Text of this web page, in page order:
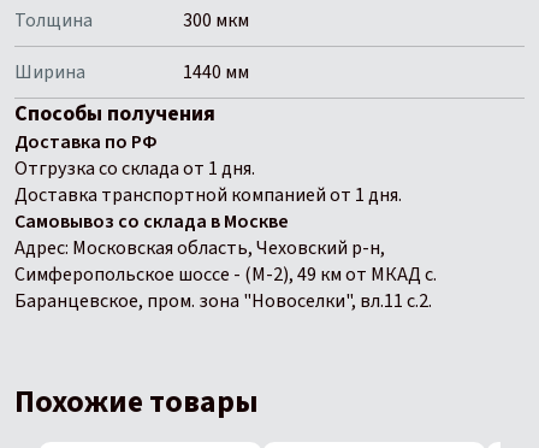
Толщина
300 мкм
Ширина
1440 мм
Способы получения
Доставка по РФ
Отгрузка со склада от 1 дня.
Доставка транспортной компанией от 1 дня.
Самовывоз со склада в Москве
Адрес: Московская область, Чеховский р-н,
Симферопольское шоссе - (М-2), 49 км от МКАД с.
Баранцевское, пром. зона "Новоселки", вл.11 с.2.
Похожие товары